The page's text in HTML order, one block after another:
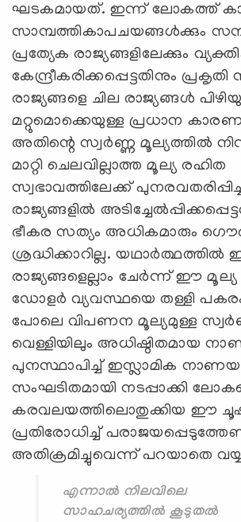
ഘടകമായത്. ഇന്ന് ലോകത്ത്
സാമ്പത്തികാപചയങ്ങൾക്കും
പ്രത്യേക രാജ്യങ്ങളിലേക്കും
കേന്ദ്രീകരിക്കപ്പെട്ടതിനും
രാജ്യങ്ങളെ ചില രാജ്യങ്ങൾ
മറ്റുമൊക്കെയുള്ള പ്രധാന
അതിന്റെ സ്വർണ്ണ മൂല്യത്തിൽ
മാറ്റി ചെലവില്ലാത്ത മൂല്യ രഹിത
സ്വഭാവത്തിലേക്ക്
രാജ്യങ്ങളിൽ
ഭീകര സത്യം അധികമാരും
ശ്രദ്ധിക്കാറില്ല. യഥാര്‍ത്ഥത്തില്‍
രാജ്യങ്ങളെല്ലാം ചേര്‍ന്ന് ഈ
ഡോളര്‍ വ്യവസ്ഥയെ തള്ളി
പോലെ വിപണന മൂല്യമുള്ള
വെള്ളിയിലും അധിഷ്ഠിതമായ
പുനസ്ഥാപിച്ച് ഇസ്ലാമിക
സംഘടിതമായി നടപ്പാക്കി
കരവലയത്തിലൊതുക്കിയ ഈ
പ്രതിരോധിച്ച്
അതിക്രമിച്ചുവെന്ന് പറയാതെ
എന്നാല്‍ നിലവിലെ
സാഹചര്യത്തില്‍ കൂടുതല്‍